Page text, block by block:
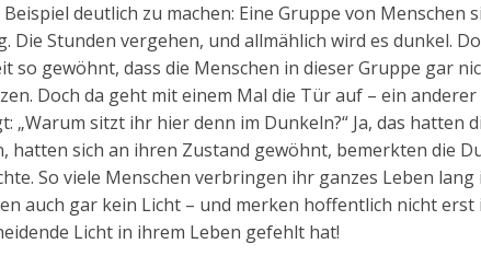
Beispiel deutlich zu machen: Eine Gruppe von Menschen
Die Stunden vergehen, und allmählich wird es dunkel.
so gewöhnt, dass die Menschen in dieser Gruppe gar
Doch da geht mit einem Mal die Tür auf – ein
„Warum sitzt ihr hier denn im Dunkeln?“ Ja, das hatten
hatten sich an ihren Zustand gewöhnt, bemerkten die
So viele Menschen verbringen ihr ganzes Leben
auch gar kein Licht – und merken hoffentlich nicht erst
Licht in ihrem Leben gefehlt hat!